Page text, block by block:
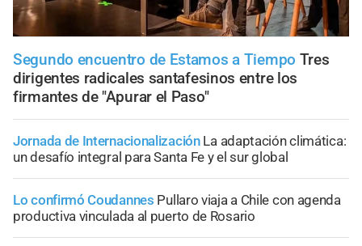
Segundo encuentro de Estamos a Tiempo Tres
dirigentes radicales santafesinos entre los
firmantes de "Apurar el Paso"
Jornada de Internacionalización La adaptación climática:
un desafío integral para Santa Fe y el sur global
Lo confirmó Coudannes Pullaro viaja a Chile con agenda
productiva vinculada al puerto de Rosario